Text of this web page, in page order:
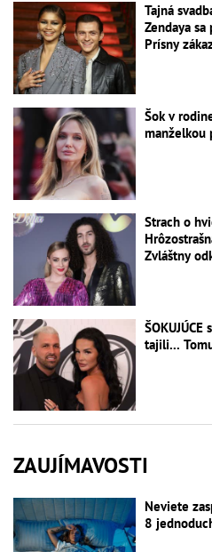
Tajná
Zendaya
Prísny
Šok v
manželkou
Strach o
Zvláštny
tajili...
ZAUJÍMAVOSTI
Neviete
8